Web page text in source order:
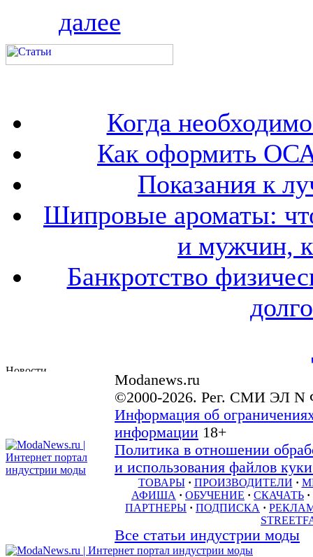
далее
Когда
Как оформить
Показания к
Шипровые ароматы:
и мужчин,
Банкротство
Modanews.ru
©2000-2026. Рег. СМИ ЭЛ N
Информация об
информации 18+
Политика в отношении
и использования файлов
ТОВАРЫ · ПРОИЗВОДИТЕЛИ ·
АФИША · ОБУЧЕНИЕ · СКАЧАТЬ ·
ПАРТНЕРЫ · ПОДПИСКА ·
Все статьи индустрии моды